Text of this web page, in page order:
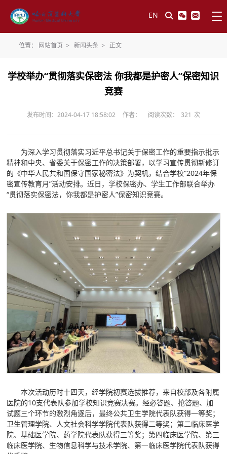
EN
位置： 网站首页 > 新闻头条 > 正文
学校举办“贯彻落实保密法 你我都是护密人”保密知识
竞赛
发布时间：2024-04-17 18:58:02 作者： 阅读次数： 321 次
为深入学习贯彻落实习近平总书记关于保密工作的重要指示批示
精神和中央、省委关于保密工作的决策部署，以学习宣传贯彻新修订
的《中华人民共和国保守国家秘密法》为契机，结合学校“2024年保
密宣传教育月”活动安排。近日，学校保密办、学生工作部联合举办
“贯彻落实保密法，你我都是护密人”保密知识竞赛。
本次活动历时十四天，经学院初赛选拔推荐，来自校部及各附属
医院的10支代表队参加学校知识竞赛决赛。经必答题、抢答题、加
试题三个环节的激烈角逐后，最终公共卫生学院代表队获得一等奖；
卫生管理学院、人文社会科学学院代表队获得二等奖；第二临床医学
院、基础医学院、药学院代表队获得三等奖；第四临床医学院、第三
临床医学院、生物信息科学与技术学院、第一临床医学院代表队获得